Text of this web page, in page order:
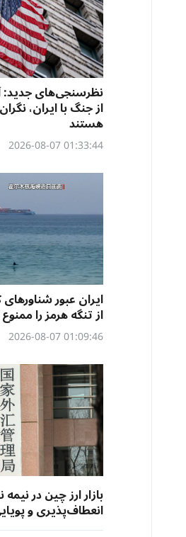
نظرسنجی‌‌های جدید:
از جنگ با ایران،
هستند
01:33:44 2026-08-07
ایران عبور
از تنگه هرمز را
01:09:46 2026-08-07
انعطاف‌پذیری و